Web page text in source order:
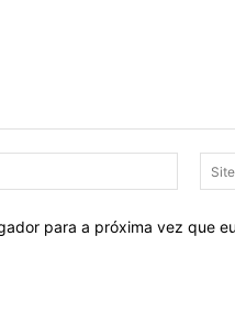
mail:*
para a próxima vez que